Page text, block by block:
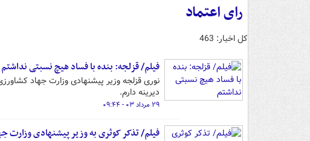
رای اعتماد
کل اخبار: 463
فیلم/ قزلجه: بنده با فساد هیچ نسبتی نداشتم
نوری قزلجه وزیر پیشنهادی وزارت جهاد
دیرینه دارم.
۲۹ مرداد ۰۳ - ۰۹:۴۴
فیلم/ تذکر کوثری به وزیر پیشنهادی وزارت